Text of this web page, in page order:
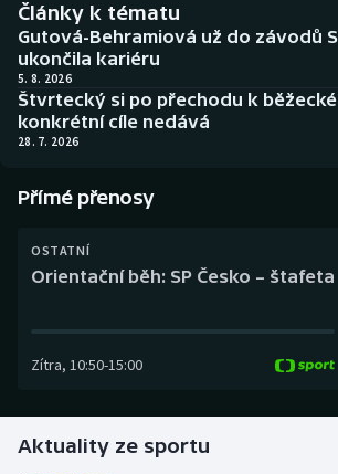
Biatlon
Boby a skeleton
Box
Curling
Dostihy
Gymnastika
Aplikace ČT sport
AZ kvíz
Články k tématu
Gutová-Behramiová už do závodů
ukončila kariéru
5. 8. 2026
Štvrtecký si po přechodu k
konkrétní cíle nedává
28. 7. 2026
Přímé přenosy
OSTATNÍ
Orientační běh: SP Česko – štafeta
Zítra, 10:50-15:00
Aktuality ze sportu